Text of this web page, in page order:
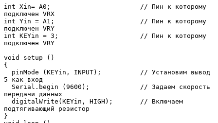
int Xin= A0;                       // Пин к которому
подключен VRX
int Yin = A1;                      // Пин к которому
подключен VRY
int KEYin = 3;                     // Пин к которому
подключен VRY
void setup ()
{
5 как вход
передачи данных
подтягивающий резистор
}